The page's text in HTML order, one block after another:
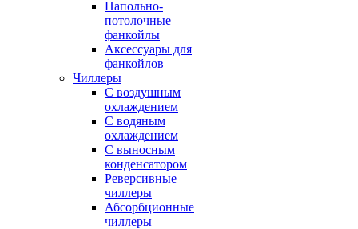
Напольно-
потолочные
фанкойлы
Аксессуары для
фанкойлов
Чиллеры
С воздушным
охлаждением
С водяным
охлаждением
С выносным
конденсатором
Реверсивные
чиллеры
Абсорбционные
чиллеры